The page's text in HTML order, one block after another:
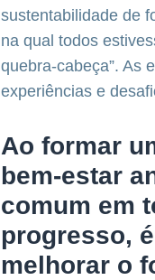
sustentabilidade de
na qual todos
quebra-cabeça”. As
experiências e
Ao formar
bem-estar
comum em
progresso,
melhorar o